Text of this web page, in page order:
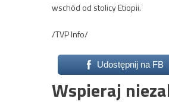
wschód od stolicy Etiopii.
/TVP Info/
Udostępnij na FB
Wspieraj